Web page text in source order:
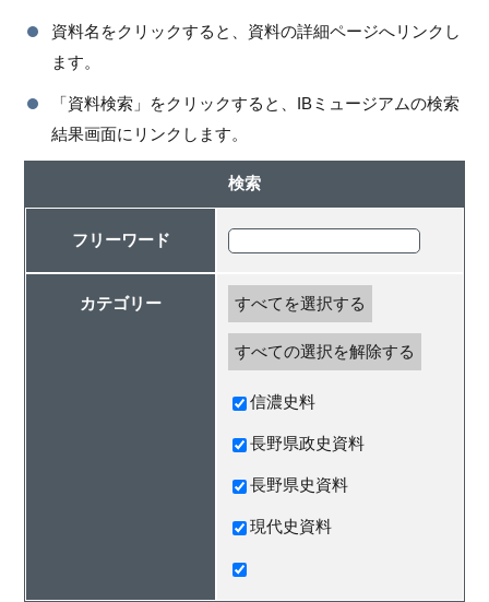
資料名をクリックすると、資料の詳細ページへリンクし
ます。
「資料検索」をクリックすると、IBミュージアムの検索
結果画面にリンクします。
検索
フリーワード
カテゴリー すべてを選択する
すべての選択を解除する
信濃史料
長野県政史資料
長野県史資料
現代史資料